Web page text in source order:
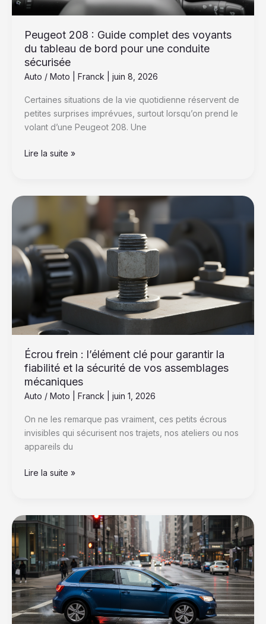
Peugeot 208 : Guide complet des voyants
du tableau de bord pour une conduite
sécurisée
Auto / Moto Franck juin 8, 2026
Certaines situations de la vie quotidienne réservent de
petites surprises imprévues, surtout lorsqu’on prend le
volant d’une Peugeot 208. Une
de
pour
une
conduite
sécurisée
Lire la suite »
Écrou frein : l’élément clé pour garantir la
fiabilité et la sécurité de vos assemblages
mécaniques
Auto / Moto Franck juin 1, 2026
On ne les remarque pas vraiment, ces petits écrous
invisibles qui sécurisent nos trajets, nos ateliers ou nos
appareils du
:
l’élément
clé
pour
garantir
fiabilité
et
sécurité
de
vos
assemblages
Lire la suite »
Start
and
Stop
:
Réduire
sa
consommation
ou